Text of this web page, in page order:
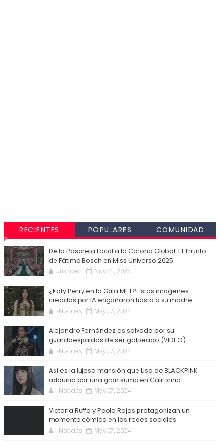
RECIENTES POPULARES COMUNIDAD
De la Pasarela Local a la Corona Global: El Triunfo
de Fátima Bosch en Miss Universo 2025
Unknown Nov 21, 2025
¿Katy Perry en la Gala MET? Estas imágenes
creadas por IA engañaron hasta a su madre
I-Noticias May 07, 2024
Alejandro Fernández es salvado por su
guardaespaldas de ser golpeado (VIDEO)
I-Noticias May 07, 2024
Así es la lujosa mansión que Lisa de BLACKPINK
adquirió por una gran suma en California
I-Noticias May 07, 2024
Victoria Ruffo y Paola Rojas protagonizan un
momento cómico en las redes sociales
I-Noticias May 07, 2024